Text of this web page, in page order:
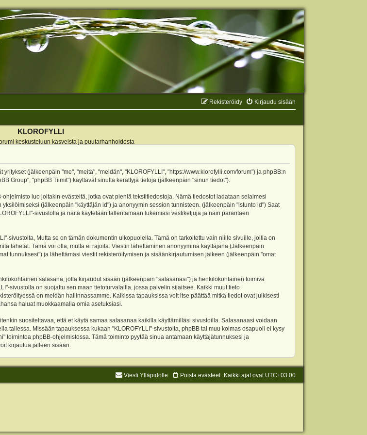
Kirjaudu sisään
Rekisteröidy
KLOROFYLLI
keskusteluun kasveista ja puutarhanhoidosta
(jälkeenpäin "me", "meitä", "meidän", "KLOROFYLLI", "https://www.klorofylli.com/forum") ja phpBB:n
Group", "phpBB Tiimit") käyttävät sinulta kerättyjä tietoja (jälkeenpäin "sinun tiedot").
luo joitakin evästeitä, jotka ovat pieniä tekstitiedostoja. Nämä tiedostot ladataan selaimesi
(jälkeenpäin "käyttäjän id") ja anonyymin session tunnisteen. (jälkeenpäin "istunto id") Saat
sivustolla ja näitä käytetään tallentamaan lukemiasi vestiketjuja ja näin parantaen
sivustolta, Mutta se on tämän dokumentin ulkopuolella. Tämä on tarkoitettu vain niille sivuille, joilla on
lähetät. Tämä voi olla, mutta ei rajoita: Viestin lähettäminen anonyyminä käyttäjänä (Jälkeenpäin
tunnuksesi") ja lähettämäsi viestit rekisteröitymisen ja sisäänkirjautumisen jälkeen (jälkeenpäin "omat
salasana, jolla kirjaudut sisään (jälkeenpäin "salasanasi") ja henkilökohtainen toimiva
sivustolla on suojattu sen maan tietoturvalailla, jossa palvelin sijaitsee. Kaikki muut tieto
on meidän hallinnassamme. Kaikissa tapauksissa voit itse päättää mitkä tiedot ovat julkisesti
haluat muokkaamalla omia asetuksiasi.
suositeltavaa, että et käytä samaa salasanaa kaikilla käyttämilläsi sivustoilla. Salasanaasi voidaan
tallessa. Missään tapauksessa kukaan "KLOROFYLLI"-sivustolta, phpBB tai muu kolmas osapuoli ei kysy
toimintoa phpBB-ohjelmistossa. Tämä toiminto pyytää sinua antamaan käyttäjätunnuksesi ja
kirjautua jälleen sisään.
Kaikki ajat ovat UTC+03:00
Poista evästeet
Viesti Ylläpidolle